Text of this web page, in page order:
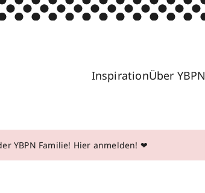
InspirationÜber YBPN
YBPN Familie! Hier anmelden! ❤